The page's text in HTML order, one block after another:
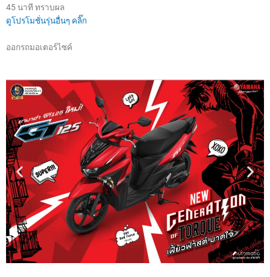
45 นาที ทราบผล
ดูโปรโมชั่นรุ่นอื่นๆ คลิ๊ก
ออกรถมอเตอร์ไซค์